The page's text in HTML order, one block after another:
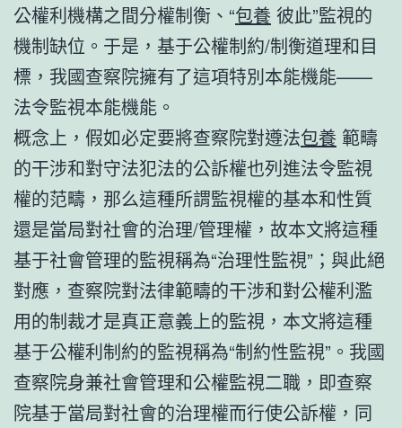
公權利機構之間分權制衡、“包養 彼此”監視的
機制缺位。于是，基于公權制約/制衡道理和目
標，我國查察院擁有了這項特別本能機能——
法令監視本能機能。
概念上，假如必定要將查察院對遵法包養 範疇
的干涉和對守法犯法的公訴權也列進法令監視
權的范疇，那么這種所謂監視權的基本和性質
還是當局對社會的治理/管理權，故本文將這種
基于社會管理的監視稱為“治理性監視”；與此絕
對應，查察院對法律範疇的干涉和對公權利濫
用的制裁才是真正意義上的監視，本文將這種
基于公權利制約的監視稱為“制約性監視”。我國
查察院身兼社會管理和公權監視二職，即查察
院基于當局對社會的治理權而行使公訴權，同